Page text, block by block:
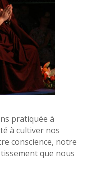
pratiquée à
à cultiver nos
conscience, notre
que nous